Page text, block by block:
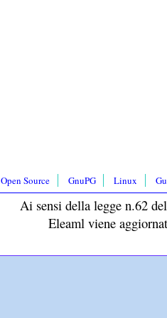
Open Source GnuPG Linux
Ai sensi della legge n.62
Eleaml viene